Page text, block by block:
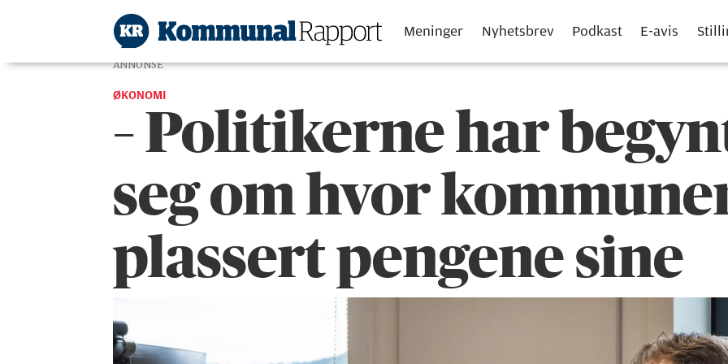
Meninger Nyhetsbrev Podkast E-avis
ANNONSE
ØKONOMI
– Politikerne har
seg om hvor
plassert pengene sine